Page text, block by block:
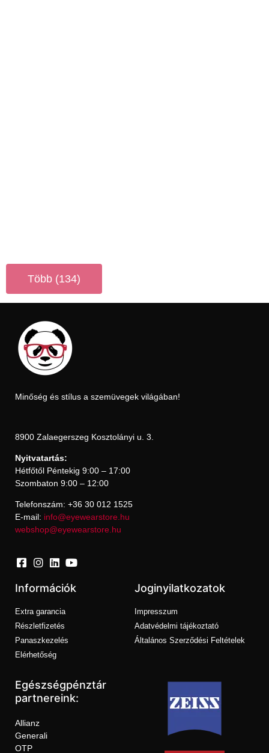
Több (134)
Minőség és stílus a szemüvegek világában!
8900 Zalaegerszeg Kosztolányi u. 3.
Nyitvatartás:
Hétfőtől Péntekig 9:00 – 17:00
Szombaton 9:00 – 12:00
Telefonszám: +36 30 012 1525
E-mail: info@eyewearstore.hu
webshop@eyewearstore.hu
Információk
Extra garancia
Részletfizetés
Panaszkezelés
Elérhetőség
Joginyilatkozatok
Impresszum
Adatvédelmi tájékoztató
Általános Szerződési Feltételek
Egészségpénztár
partnereink:
Allianz
Generali
OTP